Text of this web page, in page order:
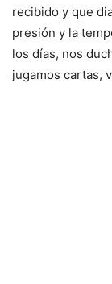
recibido y que
presión y la
los días, nos
jugamos cartas,